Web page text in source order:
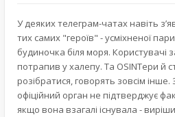
У деяких телеграм-чатах навіть
тих самих "героїв" - усміхненої
будиночка біля моря. Користувачі
потрапив у халепу. Та OSINTери й
розібратися, говорять зовсім
офіційний орган не підтверджує
якщо вона взагалі існувала -